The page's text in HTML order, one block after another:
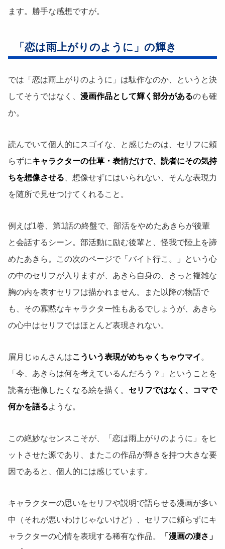
ます。勝手な感想ですが。
「恋は雨上がりのように」の輝き
では「恋は雨上がりのように」は駄作なのか、というと決
してそうではなく、 漫画作品として輝く部分があるのも確
か。
読んでいて個人的にスゴイな、と感じたのは、セリフに頼
らずにキャラクターの仕草・表情だけで、読者にその気持
ちを想像させる 、想像せずにはいられない、そんな表現力
を随所で見せつけてくれること。
例えば1巻、第1話の終盤で、部活をやめたあきらが後輩
と会話するシーン。部活動に励む後輩と、怪我で陸上を諦
めたあきら。この次のページで「バイト行こ。」という心
の中のセリフが入りますが、あきら自身の、きっと複雑な
胸の内を表すセリフは描かれません。また以降の物語で
も、その寡黙なキャラクター性もあるでしょうが、あきら
の心中はセリフではほとんど表現されない。
眉月じゅんさんはこういう表現がめちゃくちゃウマイ 。
「今、あきらは何を考えているんだろう？」ということを
読者が想像したくなる絵を描く。 セリフではなく、コマで
何かを語るような。
この絶妙なセンスこそが、「恋は雨上がりのように」をヒ
ットさせた源であり、またこの作品が輝きを持つ大きな要
因であると、個人的には感じています。
キャラクターの思いをセリフや説明で語らせる漫画が多い
中（それが悪いわけじゃないけど）、セリフに頼らずにキ
ャラクターの心情を表現する稀有な作品。
「漫画の凄さ」